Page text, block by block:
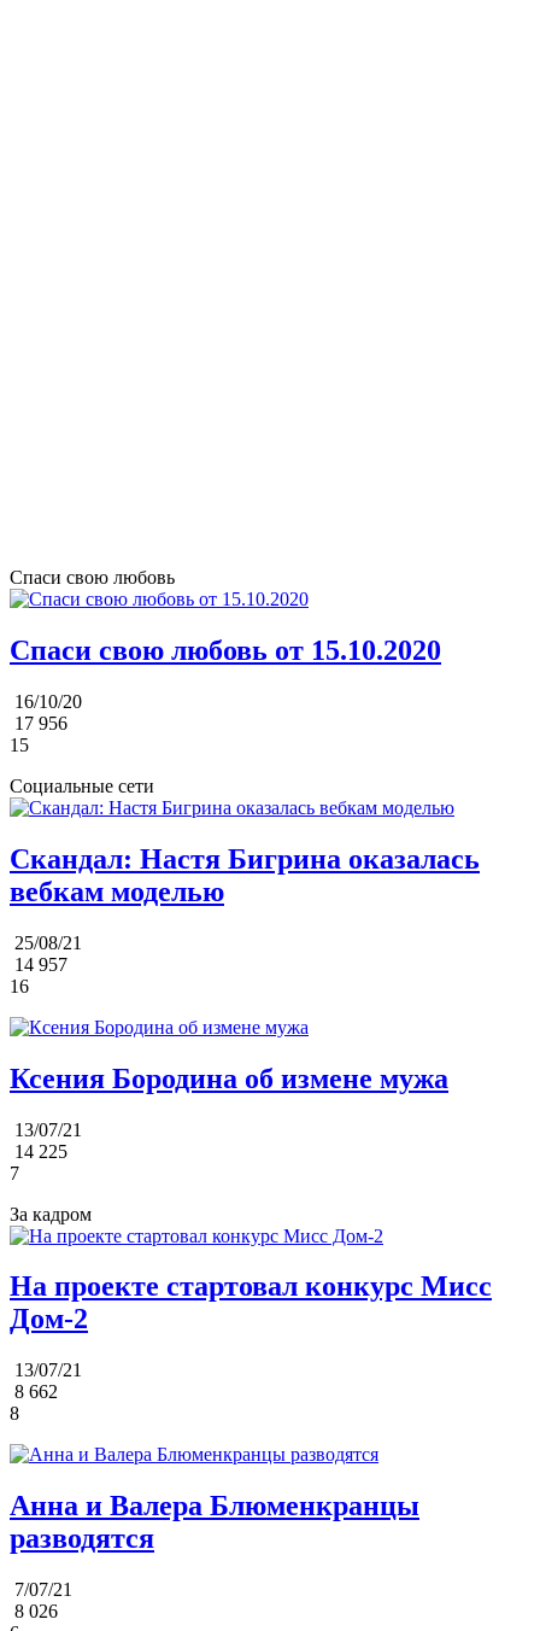
Спаси свою любовь
Спаси свою любовь от 15.10.2020
16/10/20
17 956
15
Социальные сети
Скандал: Настя Бигрина оказалась
вебкам моделью
25/08/21
14 957
16
Ксения Бородина об измене мужа
13/07/21
14 225
7
За кадром
На проекте стартовал конкурс Мисс
Дом-2
13/07/21
8 662
8
Анна и Валера Блюменкранцы
разводятся
7/07/21
8 026